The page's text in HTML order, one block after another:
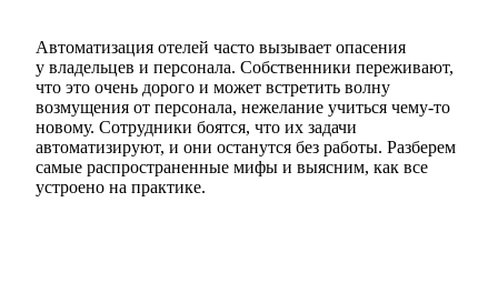
Автоматизация отелей часто вызывает опасения
у владельцев и персонала. Собственники переживают,
что это очень дорого и может встретить волну
возмущения от персонала, нежелание учиться чему-то
новому. Сотрудники боятся, что их задачи
автоматизируют, и они останутся без работы. Разберем
самые распространенные мифы и выясним, как все
устроено на практике.